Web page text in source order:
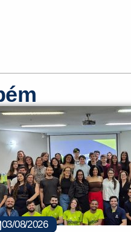
03/08/2026